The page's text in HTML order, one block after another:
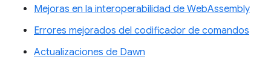
Mejoras en la interoperabilidad de WebAssembly
Errores mejorados del codificador de comandos
Actualizaciones de Dawn